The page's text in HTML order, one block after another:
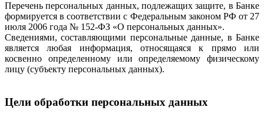
Перечень персональных данных, подлежащих защите, в Банке
формируется в соответствии с Федеральным законом РФ от 27
июля 2006 года № 152-ФЗ «О персональных данных».
Сведениями, составляющими персональные данные, в Банке
является любая информация, относящаяся к прямо или
косвенно определенному или определяемому физическому
лицу (субъекту персональных данных).
Цели обработки персональных данных